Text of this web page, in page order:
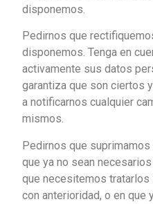
disponemos.
Pedirnos que
disponemos. Tenga en
activamente sus datos
garantiza que son ciertos
a notificarnos cualquier
mismos.
Pedirnos que
que ya no sean
que necesitemos
con anterioridad, o en que